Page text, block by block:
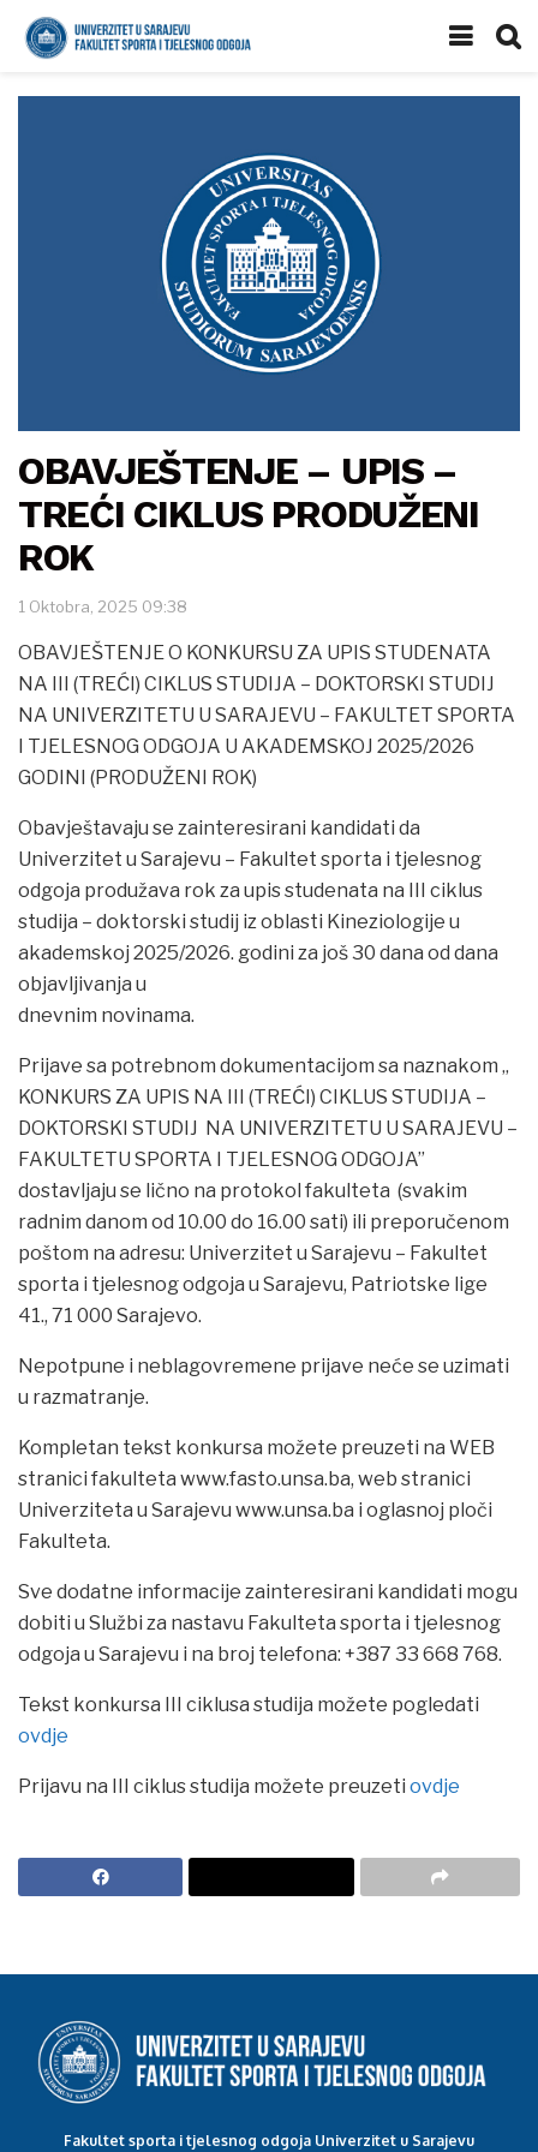
OBAVJEŠTENJE – UPIS –
TREĆI CIKLUS PRODUŽENI
ROK
1 Oktobra, 2025 09:38
OBAVJEŠTENJE O KONKURSU ZA UPIS STUDENATA
NA III (TREĆI) CIKLUS STUDIJA – DOKTORSKI STUDIJ
NA UNIVERZITETU U SARAJEVU – FAKULTET SPORTA
I TJELESNOG ODGOJA U AKADEMSKOJ 2025/2026
GODINI (PRODUŽENI ROK)
Obavještavaju se zainteresirani kandidati da
Univerzitet u Sarajevu – Fakultet sporta i tjelesnog
odgoja produžava rok za upis studenata na III ciklus
studija – doktorski studij iz oblasti Kineziologije u
akademskoj 2025/2026. godini za još 30 dana od dana
objavljivanja u
dnevnim novinama.
Prijave sa potrebnom dokumentacijom sa naznakom „
KONKURS ZA UPIS NA III (TREĆI) CIKLUS STUDIJA –
DOKTORSKI STUDIJ NA UNIVERZITETU U SARAJEVU –
FAKULTETU SPORTA I TJELESNOG ODGOJA”
dostavljaju se lično na protokol fakulteta (svakim
radnim danom od 10.00 do 16.00 sati) ili preporučenom
poštom na adresu: Univerzitet u Sarajevu – Fakultet
sporta i tjelesnog odgoja u Sarajevu, Patriotske lige
41., 71 000 Sarajevo.
Nepotpune i neblagovremene prijave neće se uzimati
u razmatranje.
Kompletan tekst konkursa možete preuzeti na WEB
stranici fakulteta www.fasto.unsa.ba, web stranici
Univerziteta u Sarajevu www.unsa.ba i oglasnoj ploči
Fakulteta.
Sve dodatne informacije zainteresirani kandidati mogu
dobiti u Službi za nastavu Fakulteta sporta i tjelesnog
odgoja u Sarajevu i na broj telefona: +387 33 668 768.
Tekst konkursa III ciklusa studija možete pogledati
ovdje
Prijavu na III ciklus studija možete preuzeti ovdje
Fakultet sporta i tjelesnog odgoja Univerzitet u Sarajevu